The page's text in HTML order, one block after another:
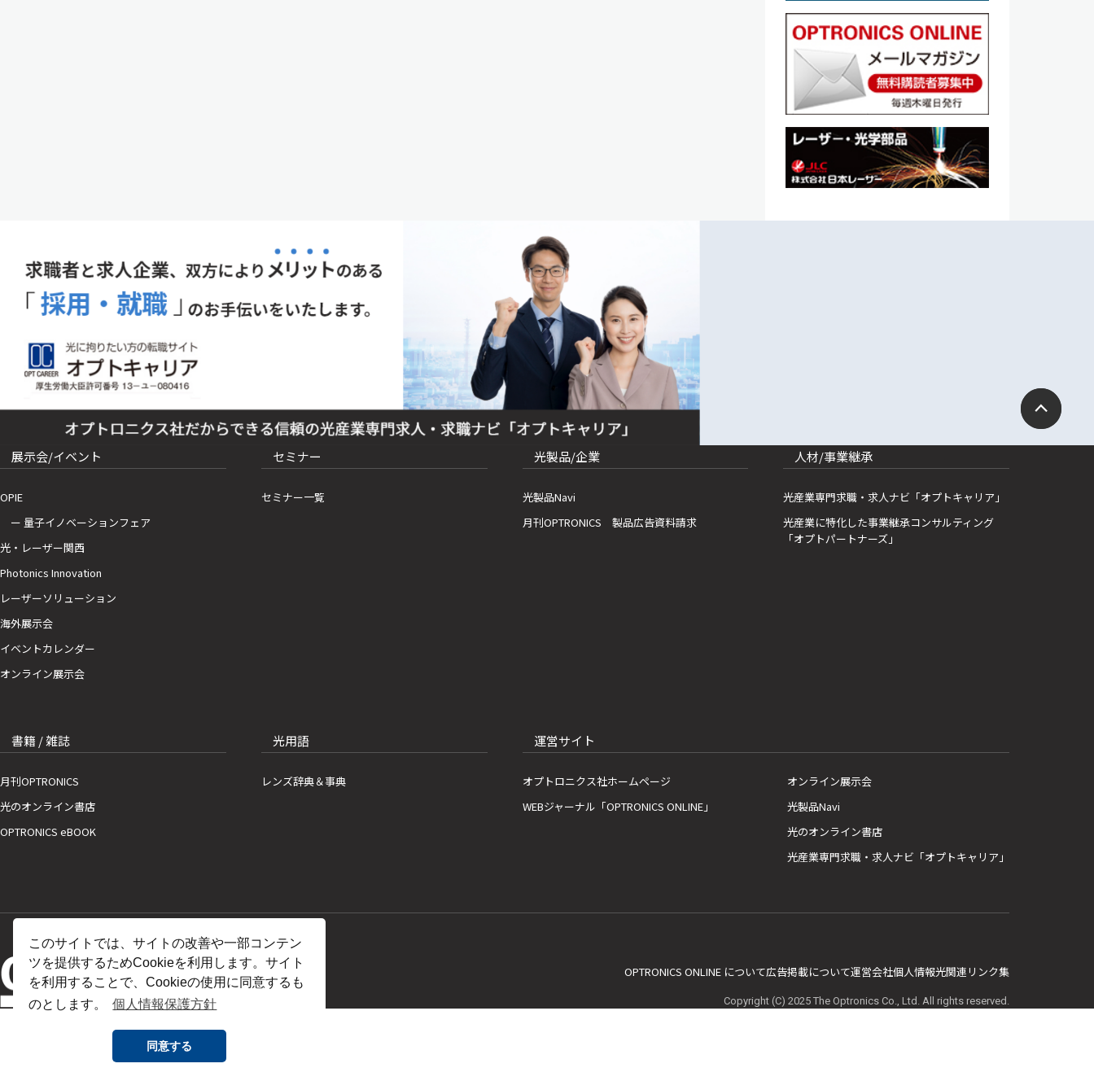
このサイトでは、サイトの改善や一部コンテン
ツを提供するためCookieを利用します。サイト
を利用することで、Cookieの使用に同意するも
のとします。
個人情報保護方針
同意する
展示会/イベント
OPIE
ー 量子イノベーションフェア
光・レーザー関西
Photonics Innovation
レーザーソリューション
海外展示会
イベントカレンダー
オンライン展示会
セミナー
セミナー一覧
光製品/企業
光製品Navi
月刊OPTRONICS 製品広告資料請求
人材/事業継承
光産業専門求職・求人ナビ「オプトキャリア」
光産業に特化した事業継承コンサルティング
「オプトパートナーズ」
書籍 / 雑誌
月刊OPTRONICS
光のオンライン書店
OPTRONICS eBOOK
光用語
レンズ辞典＆事典
運営サイト
オプトロニクス社ホームページ
WEBジャーナル「OPTRONICS ONLINE」
オンライン展示会
光製品Navi
光のオンライン書店
光産業専門求職・求人ナビ「オプトキャリア」
OPTRONICS ONLINE について広告掲載について運営会社個人情報光関連リンク集
Copyright (C) 2025 The Optronics Co., Ltd. All rights reserved.